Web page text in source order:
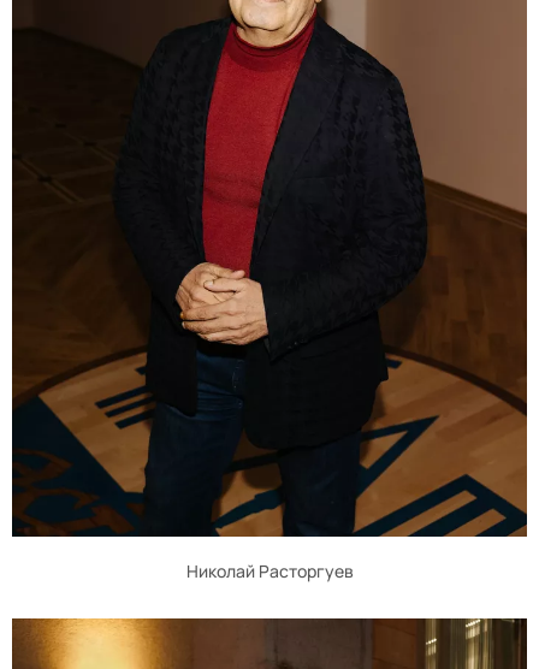
Николай Расторгуев